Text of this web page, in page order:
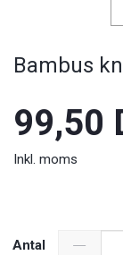
Bambus
99,50
Inkl. moms
Antal